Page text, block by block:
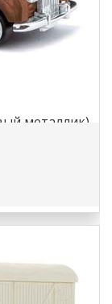
металлик),